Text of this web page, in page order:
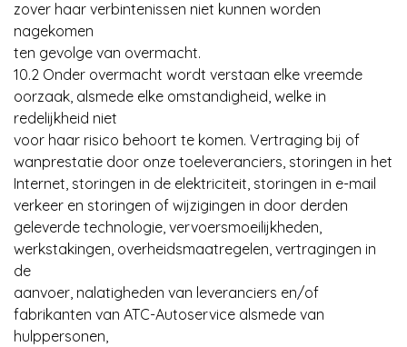
zover haar verbintenissen niet kunnen worden
nagekomen
ten gevolge van overmacht.
10.2 Onder overmacht wordt verstaan elke vreemde
oorzaak, alsmede elke omstandigheid, welke in
redelijkheid niet
voor haar risico behoort te komen. Vertraging bij of
wanprestatie door onze toeleveranciers, storingen in het
Internet, storingen in de elektriciteit, storingen in e-mail
verkeer en storingen of wijzigingen in door derden
geleverde technologie, vervoersmoeilijkheden,
werkstakingen, overheidsmaatregelen, vertragingen in
de
aanvoer, nalatigheden van leveranciers en/of
fabrikanten van ATC-Autoservice alsmede van
hulppersonen,